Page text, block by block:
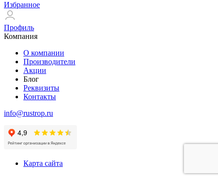
Избранное
Профиль
Компания
О компании
Производители
Акции
Блог
Реквизиты
Контакты
info@rustrop.ru
Карта сайта